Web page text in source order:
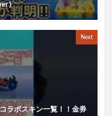
）
Next
ラボスキン一覧！！金券